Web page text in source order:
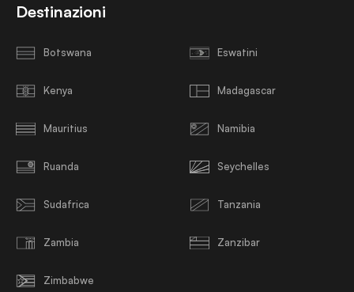
Destinazioni
Botswana Eswatini
Kenya Madagascar
Mauritius Namibia
Ruanda Seychelles
Sudafrica Tanzania
Zambia Zanzibar
Zimbabwe